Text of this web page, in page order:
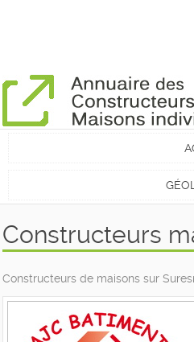
Constructeurs
Constructeurs de maisons sur